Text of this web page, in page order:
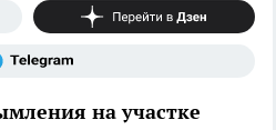
на участке